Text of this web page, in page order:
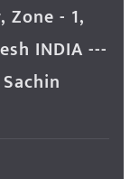
Zone - 1,
INDIA ---